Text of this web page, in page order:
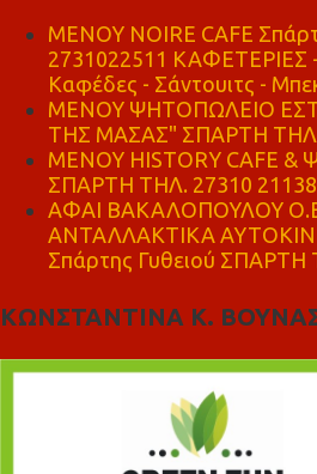
MENOY NOIRE CAFE
2731022511
Καφέδες - Σάντουιτς -
ΜΕΝΟΥ ΨΗΤΟΠΩΛΕΙΟ
ΤΗΣ ΜΑΣΑΣ" ΣΠΑΡΤΗ ΤΗΛ.
ΜΕΝΟΥ HISTORY CAFE &
ΣΠΑΡΤΗ ΤΗΛ. 27310 21138
ΑΦΑΙ ΒΑΚΑΛΟΠΟΥΛΟΥ Ο.Ε
ΑΝΤΑΛΛΑΚΤΙΚΑ
Σπάρτης Γυθειού ΣΠΑΡΤΗ
ΚΩΝΣΤΑΝΤΙΝΑ Κ.